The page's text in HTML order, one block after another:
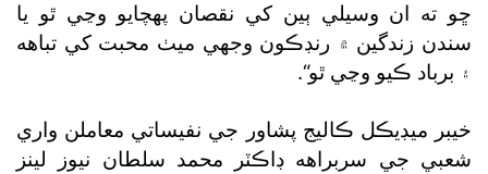
ڇو ته ان وسيلي ٻين کي نقصان پهچايو وڃي ٿو يا
سندن زندگين ۾ رنڊڪون وجهي ميٺ محبت کي تباهه
۽ برباد ڪيو وڃي ٿو“.
خيبر ميڊيڪل ڪاليج پشاور جي نفيساتي معاملن واري
شعبي جي سربراهه ڊاڪٽر محمد سلطان نيوز لينز